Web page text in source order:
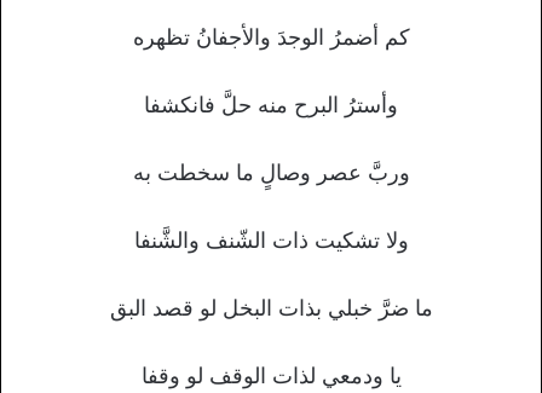
كم أضمرُ الوجدَ والأجفانُ تظهره
وأسترُ البرح منه حلَّ فانكشفا
وربَّ عصر وصالٍ ما سخطت به
ولا تشكيت ذات الشّنف والشَّنفا
ما ضرَّ خبلي بذات البخل لو قصد البق
يا ودمعي لذات الوقف لو وقفا